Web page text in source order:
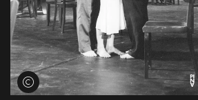
Voir les crédits